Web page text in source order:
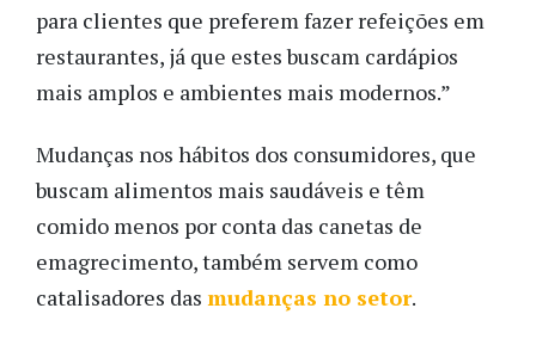
para clientes que preferem fazer refeições em
restaurantes, já que estes buscam cardápios
mais amplos e ambientes mais modernos.”
Mudanças nos hábitos dos consumidores, que
buscam alimentos mais saudáveis e têm
comido menos por conta das canetas de
emagrecimento, também servem como
catalisadores das mudanças no setor.